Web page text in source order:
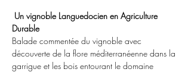
Un vignoble Languedocien en Agriculture
Durable
Balade commentée du vignoble avec
découverte de la flore méditerranéenne dans la
garrigue et les bois entourant le domaine